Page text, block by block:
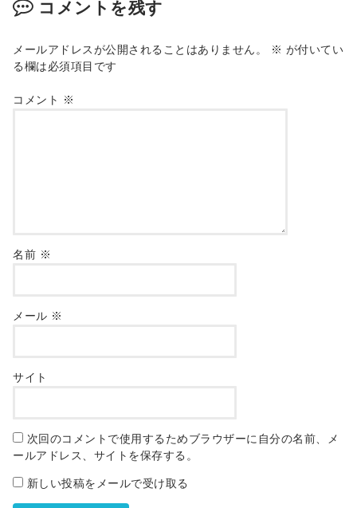
コメントを残す
メールアドレスが公開されることはありません。 ※ が付いてい
る欄は必須項目です
コメント ※
名前 ※
メール ※
サイト
次回のコメントで使用するためブラウザーに自分の名前、メ
ールアドレス、サイトを保存する。
新しい投稿をメールで受け取る